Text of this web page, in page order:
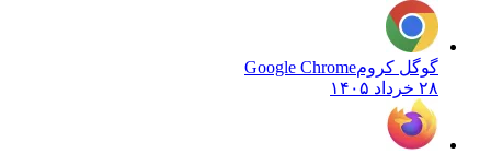
گوگل کرومGoogle Chrome
۲۸ خرداد ۱۴۰۵